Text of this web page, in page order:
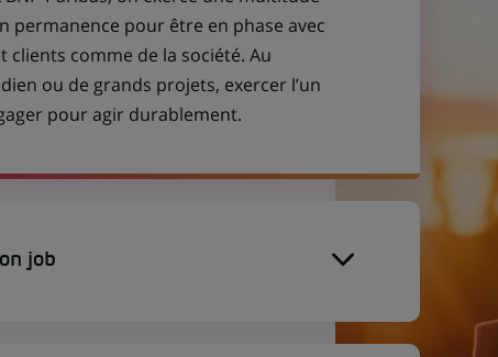
permanence pour être en phase avec
clients comme de la société. Au
ou de grands projets, exercer l’un
pour agir durablement.
job